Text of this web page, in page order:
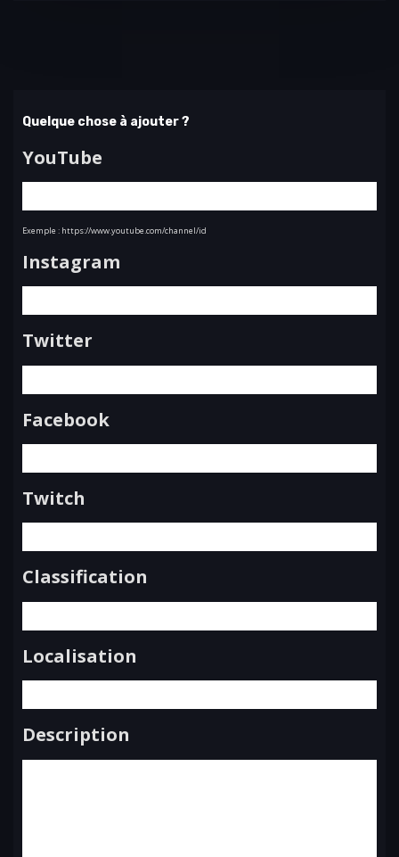
Quelque chose à ajouter ?
YouTube
Exemple : https://www.youtube.com/channel/id
Instagram
Twitter
Facebook
Twitch
Classification
Localisation
Description